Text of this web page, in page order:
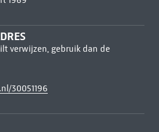
verwijzen, gebruik dan de
30051196